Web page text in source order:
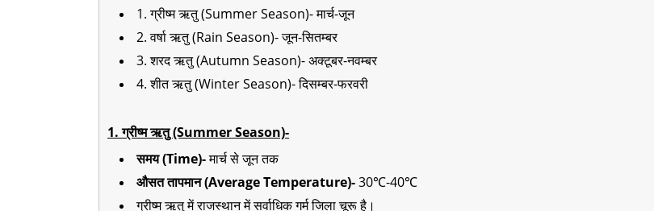
1. ग्रीष्म ऋतु (Summer Season)- मार्च-जून
2. वर्षा ऋतु (Rain Season)- जून-सितम्बर
3. शरद ऋतु (Autumn Season)- अक्टूबर-नवम्बर
4. शीत ऋतु (Winter Season)- दिसम्बर-फरवरी
1. ग्रीष्म ऋतु (Summer Season)-
समय (Time)-मार्च से जून तक
औसत तापमान (Average Temperature)-30℃-40℃
ग्रीष्म ऋतु में राजस्थान में सर्वाधिक गर्म जिला चूरू है।